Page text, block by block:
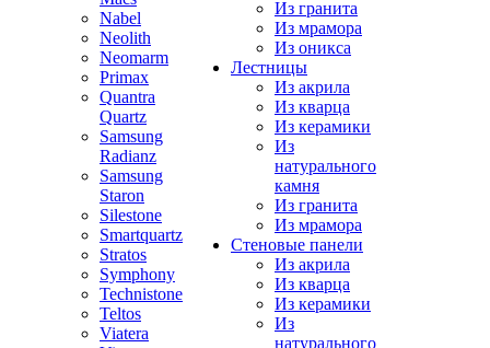
Nabel
Neolith
Neomarm
Primax
Quantra
Quartz
Samsung
Radianz
Samsung
Staron
Silestone
Smartquartz
Stratos
Symphony
Technistone
Teltos
Viatera
Из гранита
Из мрамора
Из оникса
Лестницы
Из акрила
Из кварца
Из керамики
Из
натурального
камня
Из гранита
Из мрамора
Стеновые панели
Из акрила
Из кварца
Из керамики
Из
натурального